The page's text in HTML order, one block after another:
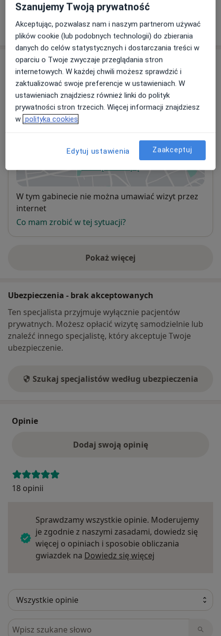
W jaki sposób ustalane są ceny?
Adresy (3)
Adres 1 Adres 2 Adres 3
Perfect Health Aleksandra Sarnik
otwiera się w nowej karcie
Dostępność
W tym gabinecie nie można umawiać wizyt przez
internet
Co mam zrobić w tej sytuacji?
Pokaż więcej
o adresie
Ubezpieczenia - brak akceptowanych
Ten specjalista przyjmuje wyłącznie pacjentów
prywatnych. Możesz opłacić wizytę samodzielnie lub
znaleźć innego specjalistę, który akceptuje Twoje
ubezpieczenie.
Szukaj specjalistów według ubezpieczenia
Opinie
Dodaj swoją opinię
18 opinii
Sprawdzamy wszystkie opinie. Moderujemy
je zgodnie z naszymi zasadami, dowiedz się
więcej o opiniach i sposobie obliczania
gwiazdek na Dowiedz się więcej
Szukaj w opiniach
Szanujemy Twoją prywatność
Akceptując, pozwalasz nam i naszym partnerom używać
plików cookie (lub podobnych technologii) do zbierania
danych do celów statystycznych i dostarczania treści w
oparciu o Twoje zwyczaje przeglądania stron
internetowych. W każdej chwili możesz sprawdzić i
zaktualizować swoje preferencje w ustawieniach. W
ustawieniach znajdziesz również linki do polityk
prywatności stron trzecich. Więcej informacji znajdziesz
w polityka cookies
Edytuj ustawienia Zaakceptuj